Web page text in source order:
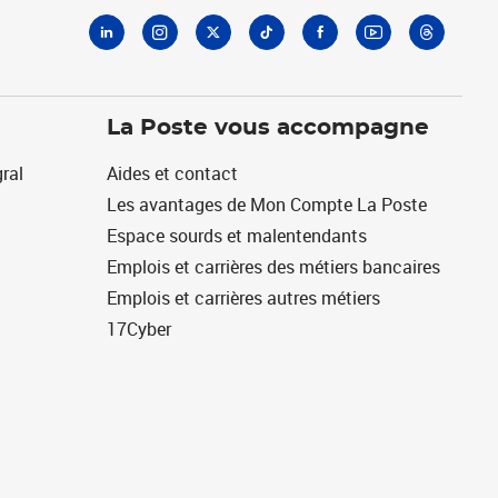
La Poste vous accompagne
Aides et contact
Les avantages de Mon Compte La Poste
Espace sourds et malentendants
Emplois et carrières des métiers bancaires
Emplois et carrières autres métiers
17Cyber